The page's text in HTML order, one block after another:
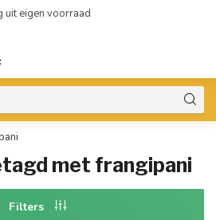
uit eigen voorraad
met frangipani
Filters